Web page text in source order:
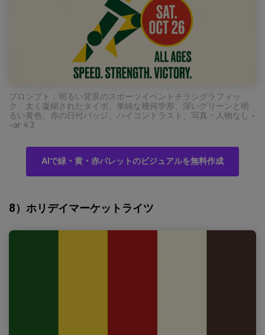
プロンプト：明るい背景のスポーツイベントチラシグラフィッ
ク、太く凝縮されたタイポ、単純な幾何学形、深いグリーンと明
るい黄色、赤の日付バッジ、ハイコントラスト、写真・人物なし -
-ar 4:3
AIで緑・黄・赤パレットのビジュアルを無料作成
8）ホリデイマーケットライツ